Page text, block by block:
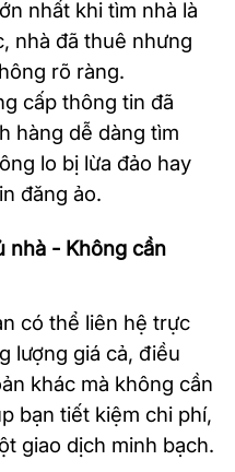
nhất khi tìm nhà là
nhà đã thuê nhưng
rõ ràng.
cấp thông tin đã
hàng dễ dàng tìm
lo bị lừa đảo hay
đăng ảo.
nhà - Không cần
có thể liên hệ trực
lượng giá cả, điều
khác mà không cần
bạn tiết kiệm chi phí,
giao dịch minh bạch.